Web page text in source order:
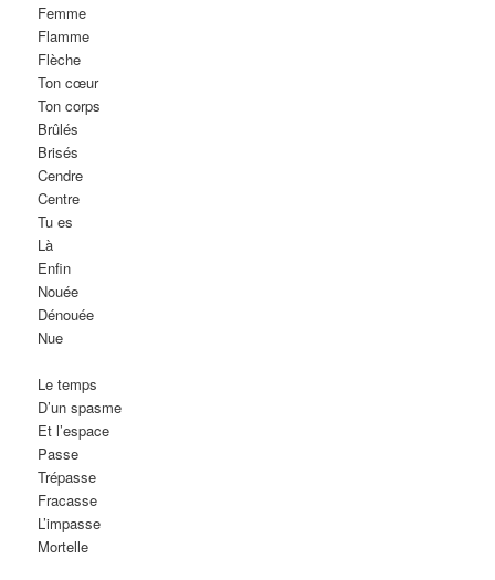
Femme
Flamme
Flèche
Ton cœur
Ton corps
Brûlés
Brisés
Cendre
Centre
Tu es
Là
Enfin
Nouée
Dénouée
Nue
Le temps
D’un spasme
Et l’espace
Passe
Trépasse
Fracasse
L’impasse
Mortelle